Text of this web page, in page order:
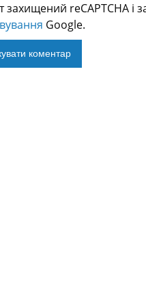
захищений reCAPTCHA і
Google.